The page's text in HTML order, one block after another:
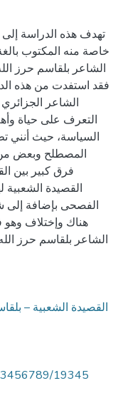
خاصة منه المكتوب
الشاعر بلقاسم حرز
فقد استفدت من هذه
الشاعر
التعرف على حياة
السياسة، حيث أنني
المصطلح وبعض
فرق كبير بين
القصيدة الشعبية
الفصحى بإضافة إلى
هناك وإختلاف وهو
الشاعر بلقاسم حرز
القصيدة الشعبية –
19345